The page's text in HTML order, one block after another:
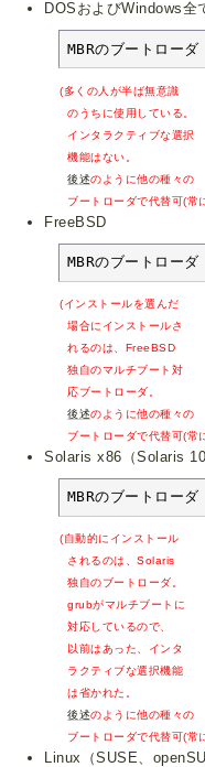
DOSおよびWindows全
MBRのブートロー
(多くの人が半ば無意識
のうちに使用している。
インタラクティブな選択
機能はない。
後述のように他の種々の
ブートローダで代替可(常
FreeBSD
MBRのブートロー
(インストールを選んだ
場合にインストールさ
れるのは、FreeBSD
独自のマルチブート対
応ブートローダ。
後述のように他の種々の
ブートローダで代替可(常
Solaris x86（Solaris
MBRのブートロー
(自動的にインスト
されるのは、Solaris
独自のブートローダ。
grubがマルチブートに
対応しているので、
以前はあった、インタ
ラクティブな選択機能
は省かれた。
後述のように他の種々の
ブートローダで代替可(常
Linux（SUSE、